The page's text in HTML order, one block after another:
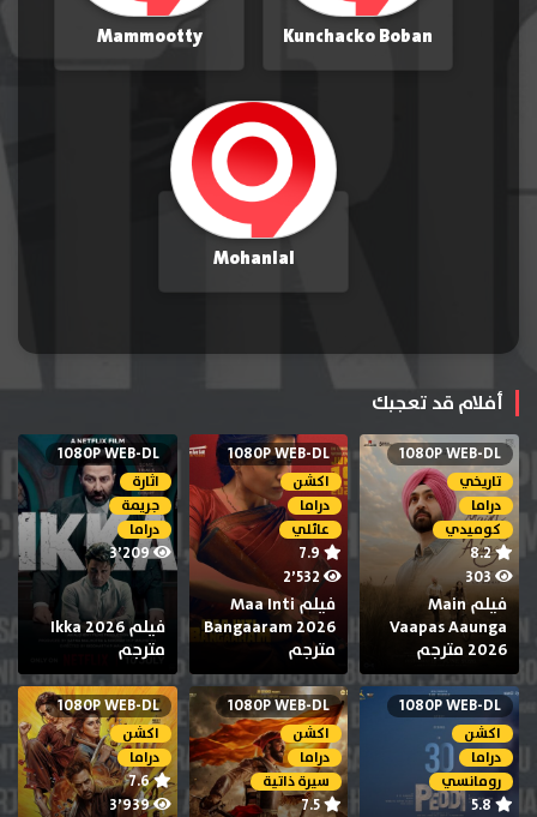
Kunchacko Boban
Mammootty
Mohanlal
أفلام قد تعجبك
1080P WEB-DL
تاريخي
دراما
كوميدي
8.2
303
فيلم Main
Vaapas Aaunga
2026 مترجم
1080P WEB-DL
اكشن
دراما
عائلي
7.9
2٬532
فيلم Maa Inti
Bangaaram 2026
مترجم
1080P WEB-DL
اثارة
جريمة
دراما
3٬209
فيلم Ikka 2026
مترجم
1080P WEB-DL
اكشن
دراما
رومانسي
5.8
1080P WEB-DL
اكشن
دراما
سيرة ذاتية
7.5
1080P WEB-DL
اكشن
دراما
7.6
3٬939